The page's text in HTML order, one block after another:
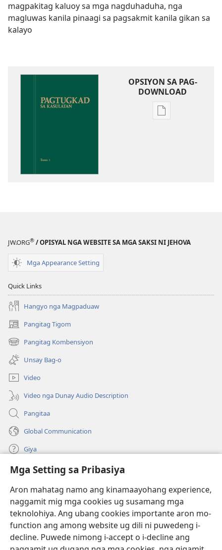
Mga Setting sa Pribasiya
Aron mahatag namo ang kinamaayohang experience,
naggamit mig mga cookies ug susamang mga
teknolohiya. Ang ubang cookies importante aron mo-
function ang among website ug dili ni puwedeng i-
decline. Puwede nimong i-accept o i-decline ang
magpakitag kaluoy sa mga nagduhaduha, nga
magluwas kanila pinaagi sa pagsakmit kanila gikan sa
kalayo
OPSIYON SA PAG-
DOWNLOAD
Opsiyon
JW.ORG® / OPISYAL NGA WEBSITE SA MGA SAKSI NI JEHOVA
Mga Appearance Setting
Quick Links
Hangyo nga Magpaduaw
Pangitag Tigom
(mo-
open
ug
bag-
ong
window)
Pangitag Kombensiyon
(mo-
open
ug
bag-
ong
window)
Unsay Bag-o
Video
Video nga Dunay Audio Description
Pangitaa
Global Communication
Giya
Donasyon
(mo-
open
bag-
ong
window)
Watchtower ONLINE NGA LIBRARYA
(mo-
open
ug
bag-
JW Hub
(mo-
open
ug
JW Library